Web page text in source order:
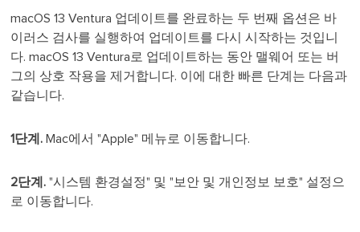
macOS 13 Ventura 업데이트를 완료하는 두 번째 옵션은 바
이러스 검사를 실행하여 업데이트를 다시 시작하는 것입니
다. macOS 13 Ventura로 업데이트하는 동안 맬웨어 또는 버
그의 상호 작용을 제거합니다. 이에 대한 빠른 단계는 다음과
같습니다.
1단계. Mac에서 "Apple" 메뉴로 이동합니다.
2단계. "시스템 환경설정" 및 "보안 및 개인정보 보호" 설정으
로 이동합니다.